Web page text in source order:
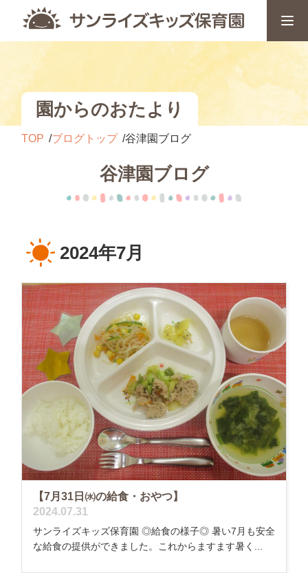
園からのおたより
TOP ブログトップ 谷津園ブログ
谷津園ブログ
2024年7月
【7月31日㈬の給食・おやつ】
2024.07.31
サンライズキッズ保育園 ◎給食の様子◎ 暑い7月も安全
な給食の提供ができました。これからますます暑く...